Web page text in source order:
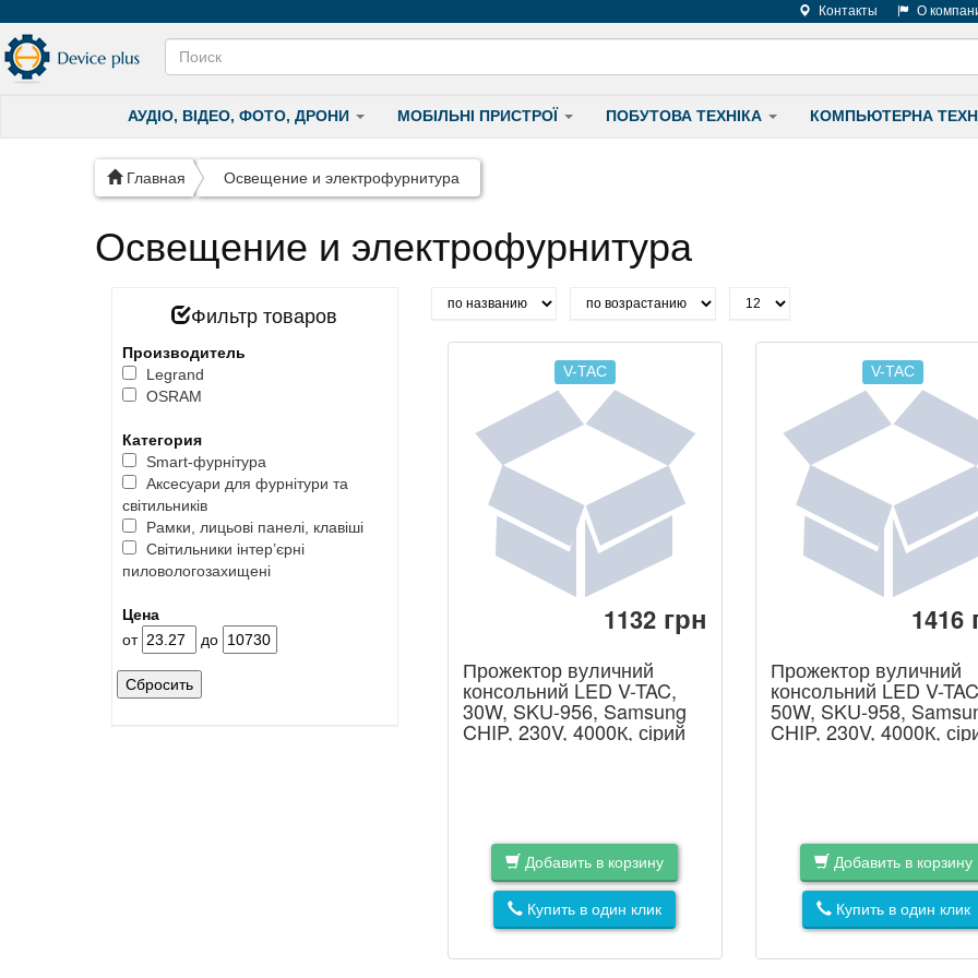
Контакты О
АУДІО, ВІДЕО, ФОТО, ДРОНИ МОБІЛЬНІ ПРИСТРОЇ ПОБУТОВА ТЕХНІКА КОМПЬЮТЕРНА
Главная Освещение и электрофурнитура
Освещение и электрофурнитура
Фильтр товаров
Производитель
Legrand
OSRAM
Категория
Smart-фурнітура
Аксесуари для фурнітури та
світильників
Рамки, лицьові панелі, клавіші
Світильники інтер’єрні
пиловологозахищені
Цена
от
до
Сбросить
V-TAC
1132грн
Прожектор вуличний
консольний LED V-TAC,
30W, SKU-956, Samsung
CHIP, 230V, 4000К, сірий
Добавить в корзину
Купить в один клик
V-TAC
1416
Прожектор вуличний
консольний LED V-
50W, SKU-958,
CHIP, 230V, 4000К,
Добавить в корзину
Купить в один клик